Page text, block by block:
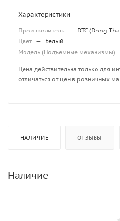
Характеристики
Производитель —
DTC (Dong
Цвет —
Белый
Модель (Подъемные механизмы)
Цена действительна только для
отличаться от цен в розничных
НАЛИЧИЕ ОТЗЫВЫ
Наличие